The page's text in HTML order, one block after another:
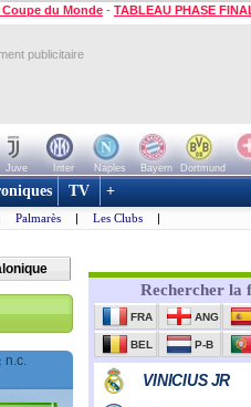
Coupe du Monde - TABLEAU PHASE
publicitaire
Juve Inter Naples Bayern
Dortmund
TV +
Palmarès | Les Clubs |
n.c.